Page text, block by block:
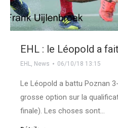
EHL : le Léopold a
EHL, News 06/10/18 13:15
Le Léopold a battu Poznan
grosse option sur la
finale). Les choses sont…